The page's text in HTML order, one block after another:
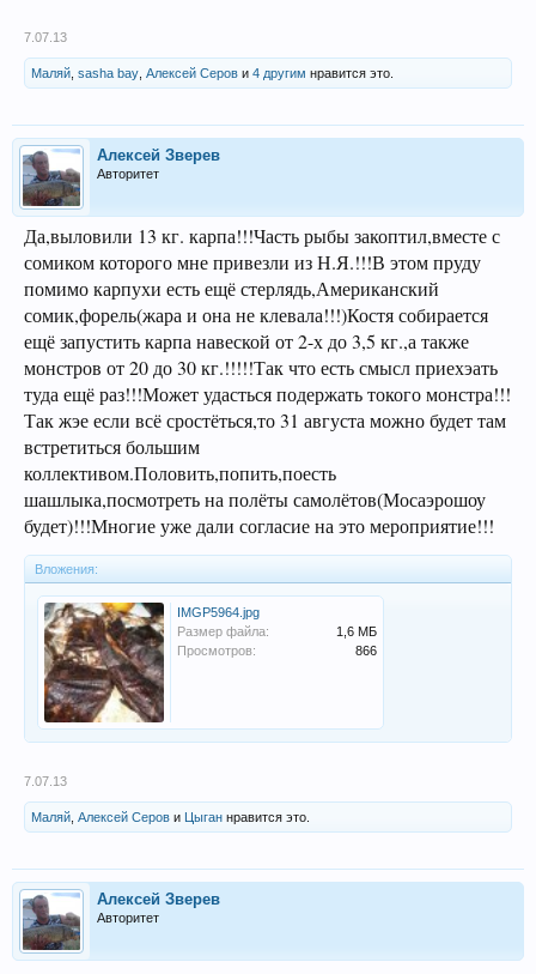
7.07.13
Маляй sasha bay Алексей Серов и 4 другим нравится это.
Алексей Зверев
Авторитет
Да,выловили 13 кг. карпа!!!Часть рыбы закоптил,вместе с
сомиком которого мне привезли из Н.Я.!!!В этом пруду
помимо карпухи есть ещё стерлядь,Американский
сомик,форель(жара и она не клевала!!!)Костя собирается
ещё запустить карпа навеской от 2-х до 3,5 кг.,а также
монстров от 20 до 30 кг.!!!!!Так что есть смысл приехэать
туда ещё раз!!!Может удасться подержать токого монстра!!!
Так жэе если всё сростёться,то 31 августа можно будет там
встретиться большим
коллективом.Половить,попить,поесть
шашлыка,посмотреть на полёты самолётов(Мосаэрошоу
будет)!!!Многие уже дали согласие на это мероприятие!!!
Вложения:
IMGP5964.jpg
Размер файла:
1,6 МБ
Просмотров:
866
7.07.13
Маляй Алексей Серов и Цыган нравится это.
Алексей Зверев
Авторитет